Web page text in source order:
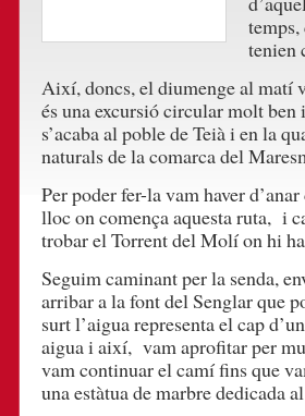
temps,
tenien
Així, doncs, el diumenge al matí
és una excursió circular molt
s’acaba al poble de Teià i en la
naturals de la comarca del
Per poder fer-la vam haver
lloc on comença aquesta ruta, i
trobar el Torrent del Molí on hi
Seguim caminant per la senda,
arribar a la font del Senglar que
surt l’aigua representa el cap
aigua i així, vam aprofitar per
vam continuar el camí fins que
una estàtua de marbre dedicada